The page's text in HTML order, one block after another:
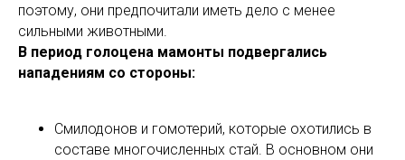
поэтому, они предпочитали иметь дело с менее
сильными животными.
В период голоцена мамонты подвергались
нападениям со стороны:
Смилодонов и гомотерий, которые охотились в
составе многочисленных стай. В основном они